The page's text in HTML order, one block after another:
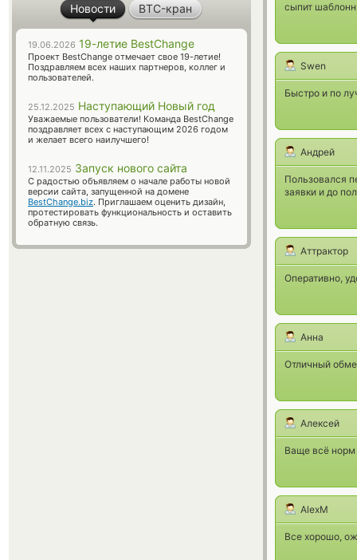
сыпит
Swen
Быстро и по
Андрей
Пользовался
заявки и до
Аттрактор
Оперативно,
Анна
Отличный
Алексей
Ваще всё норм
AlexM
Все хорошо,
Новости BTC-кран
19.06.2026 19-летие BestChange
Проект BestChange отмечает свое 19-летие!
Поздравляем всех наших партнеров, коллег и
пользователей.
25.12.2025 Наступающий Новый год
Уважаемые пользователи! Команда BestChange
поздравляет всех с наступающим 2026 годом
и желает всего наилучшего!
12.11.2025 Запуск нового сайта
С радостью объявляем о начале работы новой
версии сайта, запущенной на домене
BestChange.biz. Приглашаем оценить дизайн,
протестировать функциональность и оставить
обратную связь.